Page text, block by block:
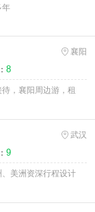
年
襄阳
8
，襄阳周边游，租
武汉
9
美洲资深行程设计